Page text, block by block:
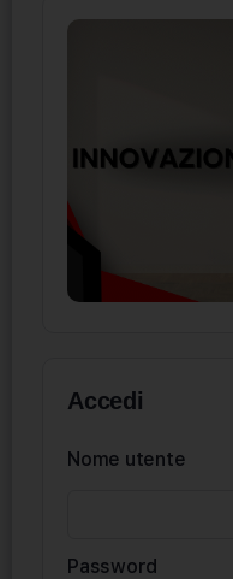
Accedi
Nome utente
Password